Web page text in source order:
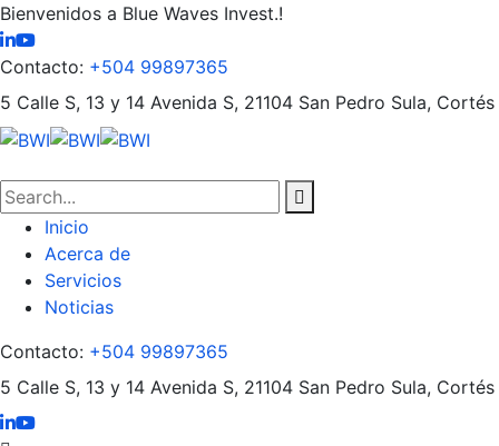
Bienvenidos a Blue Waves Invest.!
Contacto: +504 99897365
5 Calle S, 13 y 14 Avenida S, 21104 San Pedro Sula, Cortés
Inicio
Acerca de
Servicios
Noticias
Contacto: +504 99897365
5 Calle S, 13 y 14 Avenida S, 21104 San Pedro Sula, Cortés